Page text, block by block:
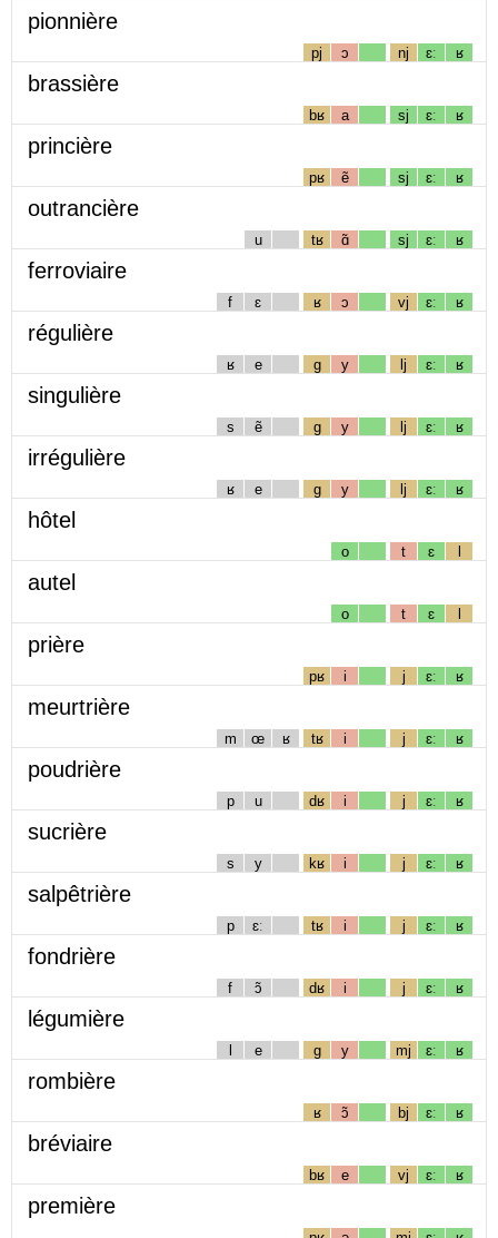
pionnière
pj ɔ nj ɛː ʁ
brassière
bʁ a sj ɛː ʁ
princière
pʁ ẽ sj ɛː ʁ
outrancière
u tʁ ɑ̃ sj ɛː ʁ
ferroviaire
f ɛ ʁ ɔ vj ɛː ʁ
régulière
ʁ e g y lj ɛː ʁ
singulière
s ẽ g y lj ɛː ʁ
irrégulière
ʁ e g y lj ɛː ʁ
hôtel
o t ɛ l
autel
o t ɛ l
prière
pʁ i j ɛː ʁ
meurtrière
m œ ʁ tʁ i j ɛː ʁ
poudrière
p u dʁ i j ɛː ʁ
sucrière
s y kʁ i j ɛː ʁ
salpêtrière
p ɛː tʁ i j ɛː ʁ
fondrière
f ɔ̃ dʁ i j ɛː ʁ
légumière
l e g y mj ɛː ʁ
rombière
ʁ ɔ̃ bj ɛː ʁ
bréviaire
bʁ e vj ɛː ʁ
première